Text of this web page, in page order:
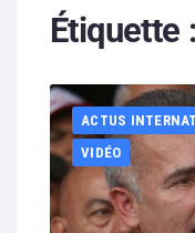
Contenus litigieux
Boutique
Partenaires
Étiquette :
ACTUS
VIDÉO